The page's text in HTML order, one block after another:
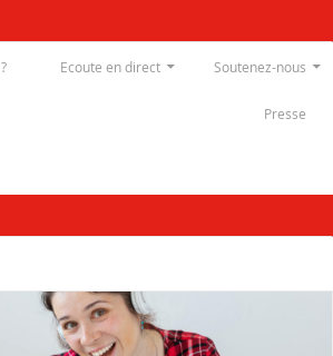
Soutenez-nous
Ecoute en direct
Presse